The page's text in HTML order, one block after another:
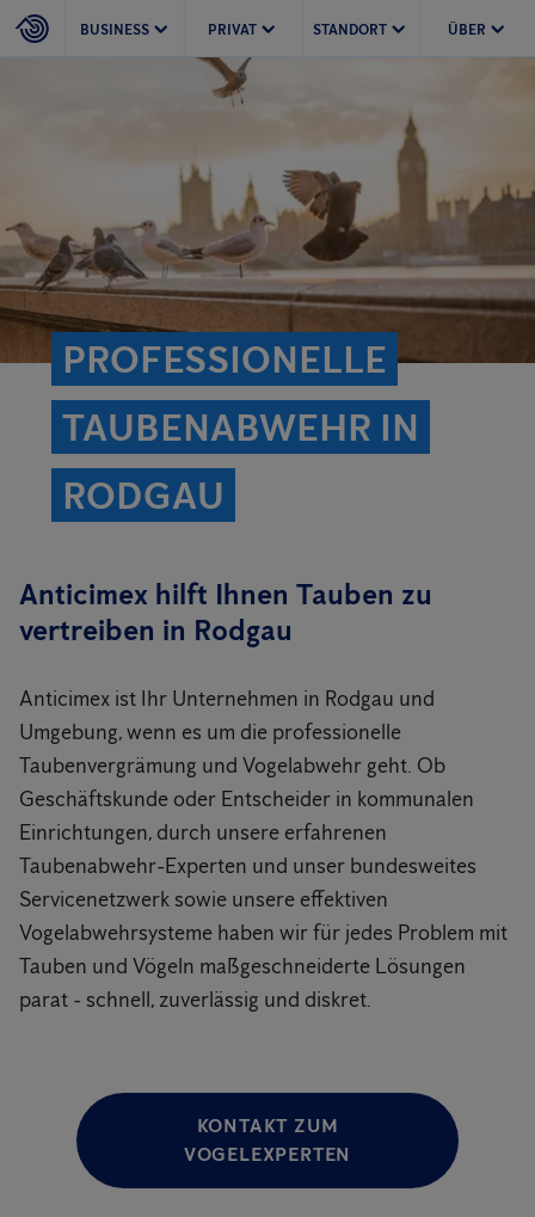
BUSINESS PRIVAT STANDORT ÜBER
PROFESSIONELLE
TAUBENABWEHR IN
RODGAU
Anticimex hilft Ihnen Tauben zu
vertreiben in Rodgau
Anticimex ist Ihr Unternehmen in Rodgau und
Umgebung, wenn es um die professionelle
Taubenvergrämung und Vogelabwehr geht. Ob
Geschäftskunde oder Entscheider in kommunalen
Einrichtungen, durch unsere erfahrenen
Taubenabwehr-Experten und unser bundesweites
Servicenetzwerk sowie unsere effektiven
Vogelabwehrsysteme haben wir für jedes Problem mit
Tauben und Vögeln maßgeschneiderte Lösungen
parat - schnell, zuverlässig und diskret.
KONTAKT ZUM
VOGELEXPERTEN